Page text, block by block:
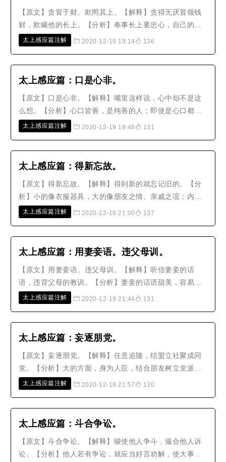
【原文】贪冒于财。欺罔其上。【解释】贪得无厌冒领钱
财，欺瞒他的长上。【分析】奉事长上要忠心，自己的操
守要廉洁，这是当臣子的大节。现在却因为贪冒的缘故而
洁有操守的人，可以保住身家名声..
太上感应篇注解 2020-12-19 19:14 136
太上感应篇：口是心非。
【原文】口是心非。【解释】嘴里这样说，心中却不是这
么想。【分析】心口皆善，是纯善的人；即使是心口都不
好，他人还得要防范。只有嘴巴说得像尧舜，心中却如同
信用，对下一定不讲道义，这是小人..
太上感应篇注解 2020-12-19 19:48 131
太上感应篇：得新忘故。
【原文】得新忘故。【解释】得到新的就忘记旧的。【分
析】小的像衣服器具，大的像朋友之情、亲戚之谊；内则
妻子侍妾，下则童仆婢女，这些都有新旧的差别。如果得
妾生了一个儿子，富翁就抛弃哥哥..
太上感应篇注解 2020-12-19 21:00 137
太上感应篇：用妻妾语。违父母训。
【原文】用妻妾语。违父母训。【解释】听信妻妾的话
语，违背父母的教训。【分析】妻妾的话语甜美，容易听
进去；父母的教训正确，却难以遵从。妻妾的话，没有不
确，而且爱护儿子又殷切，为他谋划必..
太上感应篇注解 2020-12-19 21:44 131
太上感应篇：妄逐朋党。
【原文】妄逐朋党。【解释】任意追随，结盟立社聚成同
党。【分析】大的方面，身为人臣，结合朋友树立党派，
争取权势，把持朝政，明显排除或暗中陷害。小的方面，
重的祸害。因此无论是公卿士庶，..
太上感应篇注解 2020-12-19 21:57 130
太上感应篇：斗合争讼。
【原文】斗合争讼。【解释】唆使他人争斗，撮合他人诉
讼。【分析】他人若有争讼，就应当好言劝解，使大事化